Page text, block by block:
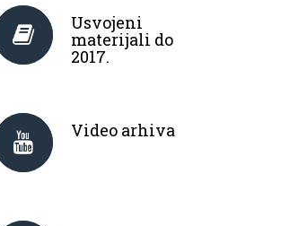
Usvojeni
materijali do
2017.
Video arhiva